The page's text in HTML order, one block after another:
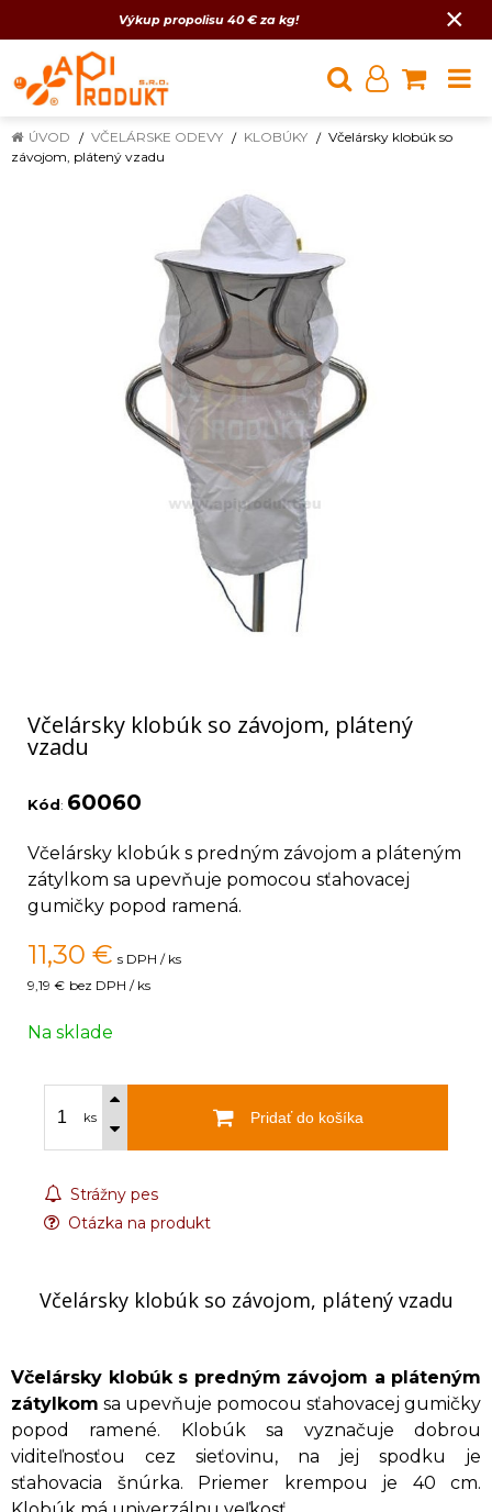
Výkup propolisu 40 € za kg! ×
ÚVOD VČELÁRSKE ODEVY KLOBÚKY
Včelársky klobúk so
závojom, plátený vzadu
Včelársky klobúk so závojom, plátený
vzadu
Kód: 60060
Včelársky klobúk s predným závojom a pláteným
zátylkom sa upevňuje pomocou sťahovacej
gumičky popod ramená.
11,30 € s DPH / ks
9,19 € bez DPH / ks
Na sklade
ks Pridať do košíka
Strážny pes
Otázka na produkt
Včelársky klobúk so závojom, plátený vzadu
Včelársky klobúk s predným závojom a pláteným
zátylkom sa upevňuje pomocou sťahovacej gumičky
popod ramené. Klobúk sa vyznačuje dobrou
viditeľnosťou cez sieťovinu, na jej spodku je
sťahovacia šnúrka. Priemer krempou je 40 cm.